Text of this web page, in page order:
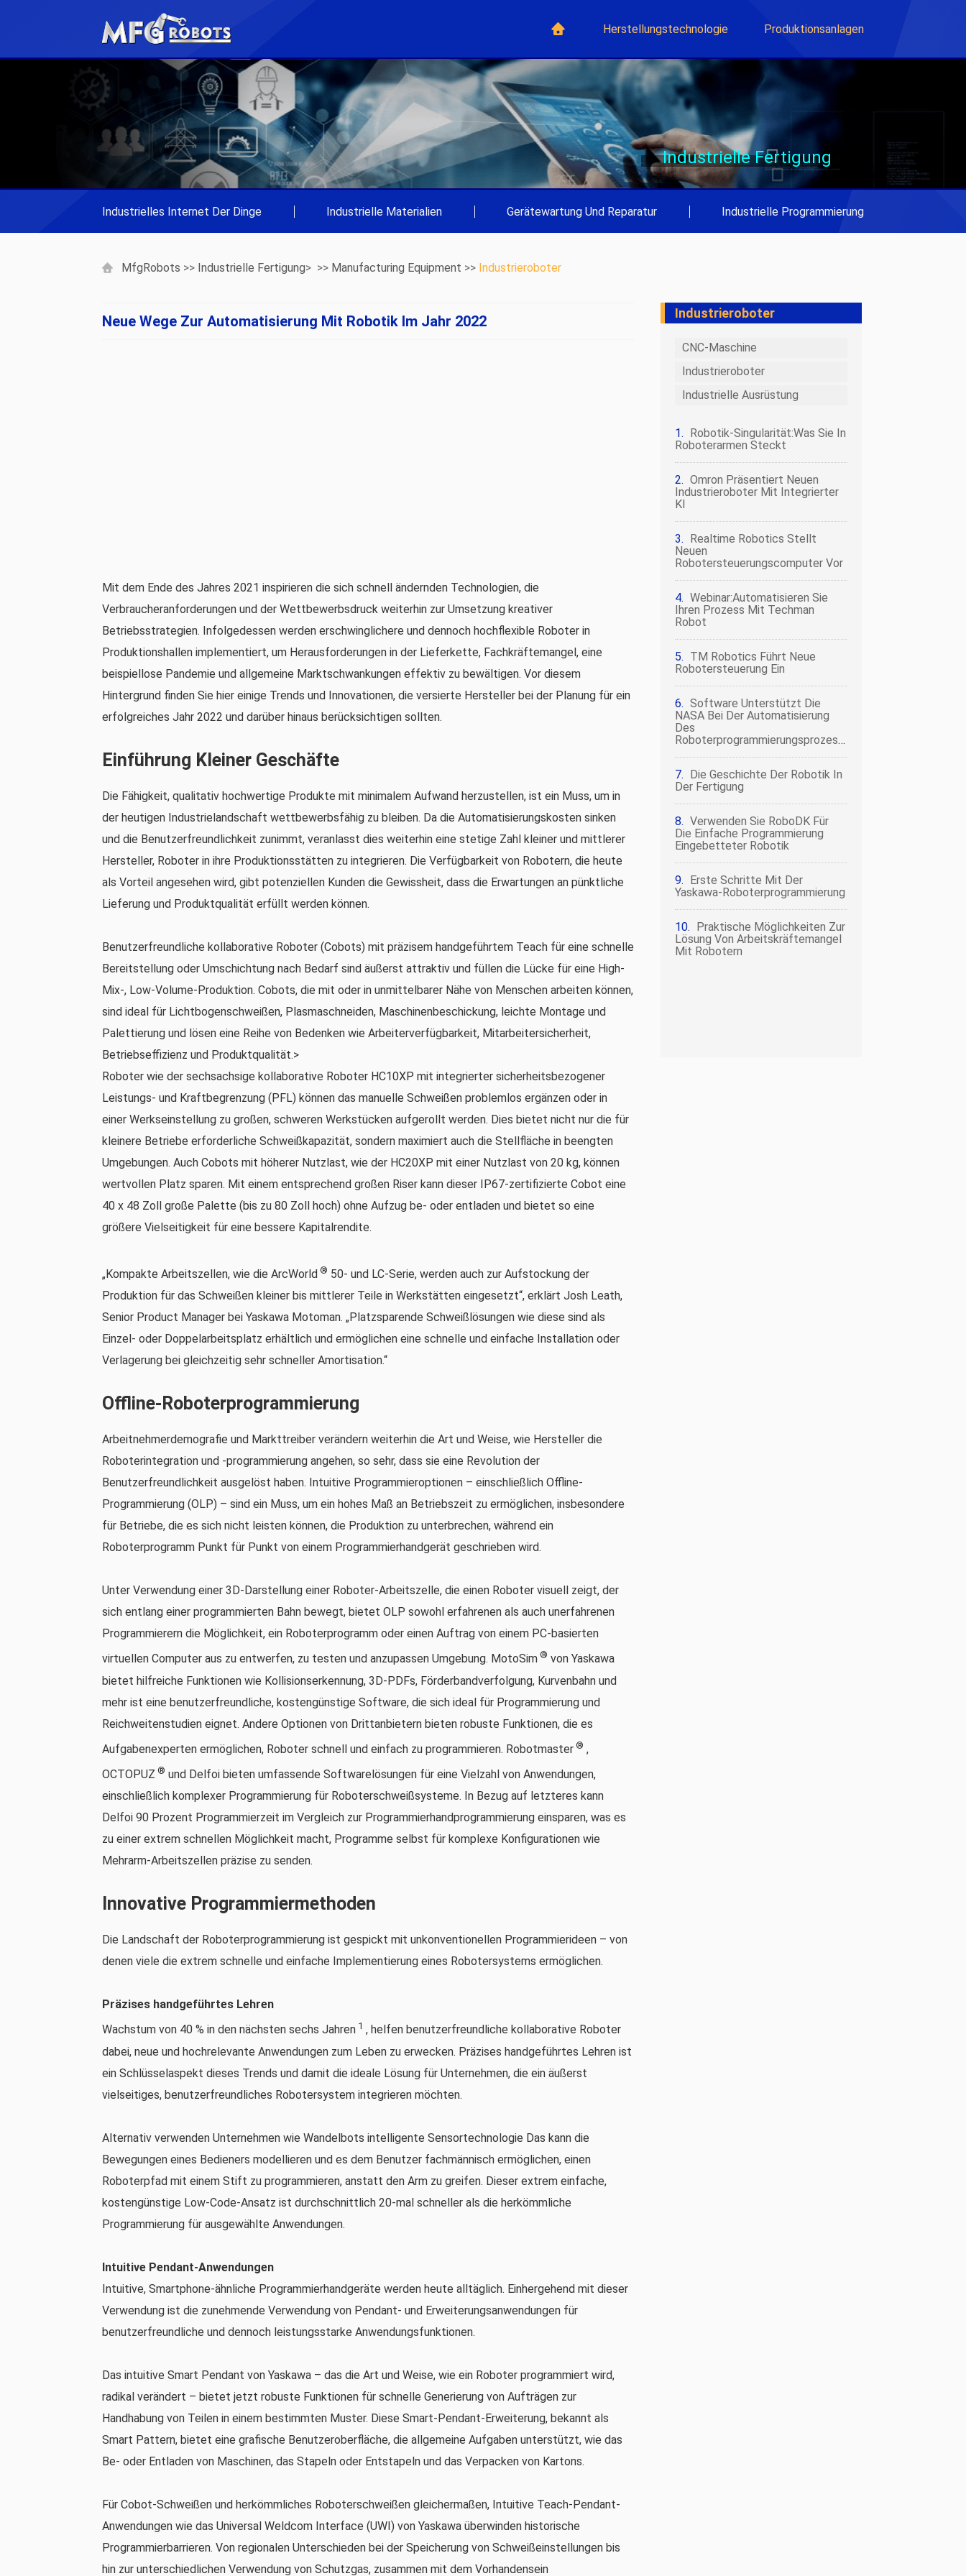
Herstellungstechnologie Produktionsanlagen
Industrielle Fertigung
Industrielles Internet Der Dinge Industrielle Materialien Gerätewartung Und Reparatur Industrielle Programmierung
MfgRobots >> Industrielle Fertigung> >> Manufacturing Equipment >> Industrieroboter
Neue Wege Zur Automatisierung Mit Robotik Im Jahr 2022
Mit dem Ende des Jahres 2021 inspirieren die sich schnell ändernden Technologien, die
Verbraucheranforderungen und der Wettbewerbsdruck weiterhin zur Umsetzung kreativer
Betriebsstrategien. Infolgedessen werden erschwinglichere und dennoch hochflexible Roboter in
Produktionshallen implementiert, um Herausforderungen in der Lieferkette, Fachkräftemangel, eine
beispiellose Pandemie und allgemeine Marktschwankungen effektiv zu bewältigen. Vor diesem
Hintergrund finden Sie hier einige Trends und Innovationen, die versierte Hersteller bei der Planung für ein
erfolgreiches Jahr 2022 und darüber hinaus berücksichtigen sollten.
Einführung Kleiner Geschäfte
Die Fähigkeit, qualitativ hochwertige Produkte mit minimalem Aufwand herzustellen, ist ein Muss, um in
der heutigen Industrielandschaft wettbewerbsfähig zu bleiben. Da die Automatisierungskosten sinken
und die Benutzerfreundlichkeit zunimmt, veranlasst dies weiterhin eine stetige Zahl kleiner und mittlerer
Hersteller, Roboter in ihre Produktionsstätten zu integrieren. Die Verfügbarkeit von Robotern, die heute
als Vorteil angesehen wird, gibt potenziellen Kunden die Gewissheit, dass die Erwartungen an pünktliche
Lieferung und Produktqualität erfüllt werden können.
Benutzerfreundliche kollaborative Roboter (Cobots) mit präzisem handgeführtem Teach für eine schnelle
Bereitstellung oder Umschichtung nach Bedarf sind äußerst attraktiv und füllen die Lücke für eine High-
Mix-, Low-Volume-Produktion. Cobots, die mit oder in unmittelbarer Nähe von Menschen arbeiten können,
sind ideal für Lichtbogenschweißen, Plasmaschneiden, Maschinenbeschickung, leichte Montage und
Palettierung und lösen eine Reihe von Bedenken wie Arbeiterverfügbarkeit, Mitarbeitersicherheit,
Betriebseffizienz und Produktqualität.>
Roboter wie der sechsachsige kollaborative Roboter HC10XP mit integrierter sicherheitsbezogener
Leistungs- und Kraftbegrenzung (PFL) können das manuelle Schweißen problemlos ergänzen oder in
einer Werkseinstellung zu großen, schweren Werkstücken aufgerollt werden. Dies bietet nicht nur die für
kleinere Betriebe erforderliche Schweißkapazität, sondern maximiert auch die Stellfläche in beengten
Umgebungen. Auch Cobots mit höherer Nutzlast, wie der HC20XP mit einer Nutzlast von 20 kg, können
wertvollen Platz sparen. Mit einem entsprechend großen Riser kann dieser IP67-zertifizierte Cobot eine
40 x 48 Zoll große Palette (bis zu 80 Zoll hoch) ohne Aufzug be- oder entladen und bietet so eine
größere Vielseitigkeit für eine bessere Kapitalrendite.
„Kompakte Arbeitszellen, wie die ArcWorld ® 50- und LC-Serie, werden auch zur Aufstockung der
Produktion für das Schweißen kleiner bis mittlerer Teile in Werkstätten eingesetzt“, erklärt Josh Leath,
Senior Product Manager bei Yaskawa Motoman. „Platzsparende Schweißlösungen wie diese sind als
Einzel- oder Doppelarbeitsplatz erhältlich und ermöglichen eine schnelle und einfache Installation oder
Verlagerung bei gleichzeitig sehr schneller Amortisation.“
Offline-Roboterprogrammierung
Arbeitnehmerdemografie und Markttreiber verändern weiterhin die Art und Weise, wie Hersteller die
Roboterintegration und -programmierung angehen, so sehr, dass sie eine Revolution der
Benutzerfreundlichkeit ausgelöst haben. Intuitive Programmieroptionen – einschließlich Offline-
Programmierung (OLP) – sind ein Muss, um ein hohes Maß an Betriebszeit zu ermöglichen, insbesondere
für Betriebe, die es sich nicht leisten können, die Produktion zu unterbrechen, während ein
Roboterprogramm Punkt für Punkt von einem Programmierhandgerät geschrieben wird.
Unter Verwendung einer 3D-Darstellung einer Roboter-Arbeitszelle, die einen Roboter visuell zeigt, der
sich entlang einer programmierten Bahn bewegt, bietet OLP sowohl erfahrenen als auch unerfahrenen
Programmierern die Möglichkeit, ein Roboterprogramm oder einen Auftrag von einem PC-basierten
virtuellen Computer aus zu entwerfen, zu testen und anzupassen Umgebung. MotoSim ® von Yaskawa
bietet hilfreiche Funktionen wie Kollisionserkennung, 3D-PDFs, Förderbandverfolgung, Kurvenbahn und
mehr ist eine benutzerfreundliche, kostengünstige Software, die sich ideal für Programmierung und
Reichweitenstudien eignet. Andere Optionen von Drittanbietern bieten robuste Funktionen, die es
Aufgabenexperten ermöglichen, Roboter schnell und einfach zu programmieren. Robotmaster ® ,
OCTOPUZ ® und Delfoi bieten umfassende Softwarelösungen für eine Vielzahl von Anwendungen,
einschließlich komplexer Programmierung für Roboterschweißsysteme. In Bezug auf letzteres kann
Delfoi 90 Prozent Programmierzeit im Vergleich zur Programmierhandprogrammierung einsparen, was es
zu einer extrem schnellen Möglichkeit macht, Programme selbst für komplexe Konfigurationen wie
Mehrarm-Arbeitszellen präzise zu senden.
Innovative Programmiermethoden
Die Landschaft der Roboterprogrammierung ist gespickt mit unkonventionellen Programmierideen – von
denen viele die extrem schnelle und einfache Implementierung eines Robotersystems ermöglichen.
Präzises handgeführtes Lehren
Wachstum von 40 % in den nächsten sechs Jahren 1 , helfen benutzerfreundliche kollaborative Roboter
dabei, neue und hochrelevante Anwendungen zum Leben zu erwecken. Präzises handgeführtes Lehren ist
ein Schlüsselaspekt dieses Trends und damit die ideale Lösung für Unternehmen, die ein äußerst
vielseitiges, benutzerfreundliches Robotersystem integrieren möchten.
Alternativ verwenden Unternehmen wie Wandelbots intelligente Sensortechnologie Das kann die
Bewegungen eines Bedieners modellieren und es dem Benutzer fachmännisch ermöglichen, einen
Roboterpfad mit einem Stift zu programmieren, anstatt den Arm zu greifen. Dieser extrem einfache,
kostengünstige Low-Code-Ansatz ist durchschnittlich 20-mal schneller als die herkömmliche
Programmierung für ausgewählte Anwendungen.
Intuitive Pendant-Anwendungen
Intuitive, Smartphone-ähnliche Programmierhandgeräte werden heute alltäglich. Einhergehend mit dieser
Verwendung ist die zunehmende Verwendung von Pendant- und Erweiterungsanwendungen für
benutzerfreundliche und dennoch leistungsstarke Anwendungsfunktionen.
Das intuitive Smart Pendant von Yaskawa – das die Art und Weise, wie ein Roboter programmiert wird,
radikal verändert – bietet jetzt robuste Funktionen für schnelle Generierung von Aufträgen zur
Handhabung von Teilen in einem bestimmten Muster. Diese Smart-Pendant-Erweiterung, bekannt als
Smart Pattern, bietet eine grafische Benutzeroberfläche, die allgemeine Aufgaben unterstützt, wie das
Be- oder Entladen von Maschinen, das Stapeln oder Entstapeln und das Verpacken von Kartons.
Für Cobot-Schweißen und herkömmliches Roboterschweißen gleichermaßen, Intuitive Teach-Pendant-
Anwendungen wie das Universal Weldcom Interface (UWI) von Yaskawa überwinden historische
Programmierbarrieren. Von regionalen Unterschieden bei der Speicherung von Schweißeinstellungen bis
hin zur unterschiedlichen Verwendung von Schutzgas, zusammen mit dem Vorhandensein
Industrieroboter
CNC-Maschine
Industrieroboter
Industrielle Ausrüstung
Robotik-Singularität:Was Sie In
Roboterarmen Steckt
Omron Präsentiert Neuen
Industrieroboter Mit Integrierter
KI
Realtime Robotics Stellt
Neuen
Robotersteuerungscomputer Vor
Webinar:Automatisieren Sie
Ihren Prozess Mit Techman
Robot
TM Robotics Führt Neue
Robotersteuerung Ein
Software Unterstützt Die
NASA Bei Der Automatisierung
Des
Roboterprogrammierungsprozesses
Die Geschichte Der Robotik In
Der Fertigung
Verwenden Sie RoboDK Für
Die Einfache Programmierung
Eingebetteter Robotik
Erste Schritte Mit Der
Yaskawa-Roboterprogrammierung
Praktische Möglichkeiten Zur
Lösung Von Arbeitskräftemangel
Mit Robotern